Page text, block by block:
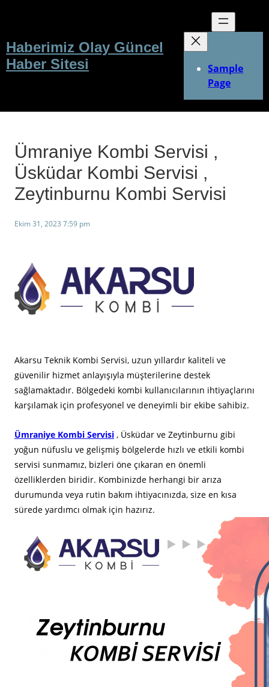
Haberimiz Olay Güncel
Haber Sitesi
Sample
Page
Ümraniye Kombi Servisi ,
Üsküdar Kombi Servisi ,
Zeytinburnu Kombi Servisi
Ekim 31, 2023 7:59 pm
Akarsu Teknik Kombi Servisi, uzun yıllardır kaliteli ve
güvenilir hizmet anlayışıyla müşterilerine destek
sağlamaktadır. Bölgedeki kombi kullanıcılarının ihtiyaçlarını
karşılamak için profesyonel ve deneyimli bir ekibe sahibiz.
Ümraniye Kombi Servisi , Üsküdar ve Zeytinburnu gibi
yoğun nüfuslu ve gelişmiş bölgelerde hızlı ve etkili kombi
servisi sunmamız, bizleri öne çıkaran en önemli
özelliklerden biridir. Kombinizde herhangi bir arıza
durumunda veya rutin bakım ihtiyacınızda, size en kısa
sürede yardımcı olmak için hazırız.